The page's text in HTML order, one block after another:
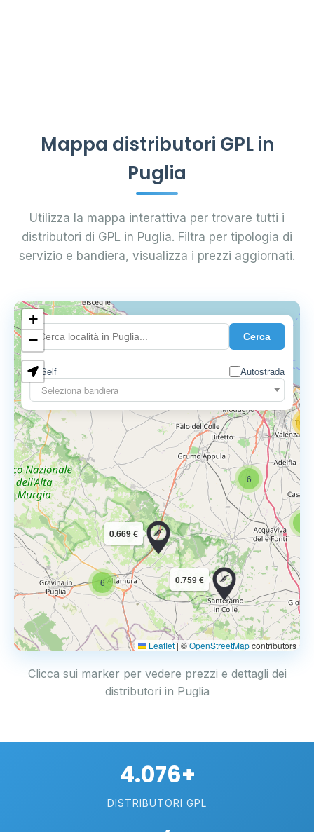
Mappa distributori GPL in
Puglia
Utilizza la mappa interattiva per trovare tutti i
distributori di GPL in Puglia. Filtra per tipologia di
servizio e bandiera, visualizza i prezzi aggiornati.
Cerca
Self
Autostrada
Seleziona bandiera
4
6
6
0.759 €
0.669 €
+
−
Leaflet | ©OpenStreetMapcontributors
Clicca sui marker per vedere prezzi e dettagli dei
distributori in Puglia
4.076+
DISTRIBUTORI GPL